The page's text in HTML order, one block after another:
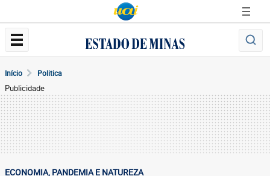
Início Politica
Publicidade
ECONOMIA, PANDEMIA E NATUREZA